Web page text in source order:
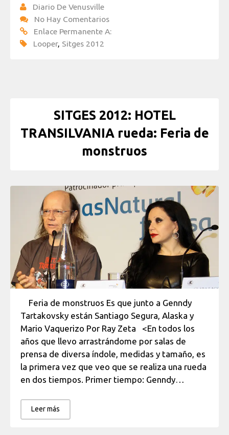
Diario De Venusville
No Hay Comentarios
Enlace Permanente A:
Looper, Sitges 2012
SITGES 2012: HOTEL
TRANSILVANIA rueda: Feria de
monstruos
Feria de monstruos Es que junto a Genndy
Tartakovsky están Santiago Segura, Alaska y
Mario Vaquerizo Por Ray Zeta <En todos los
años que llevo arrastrándome por salas de
prensa de diversa índole, medidas y tamaño, es
la primera vez que veo que se realiza una rueda
en dos tiempos. Primer tiempo: Genndy…
Leer más